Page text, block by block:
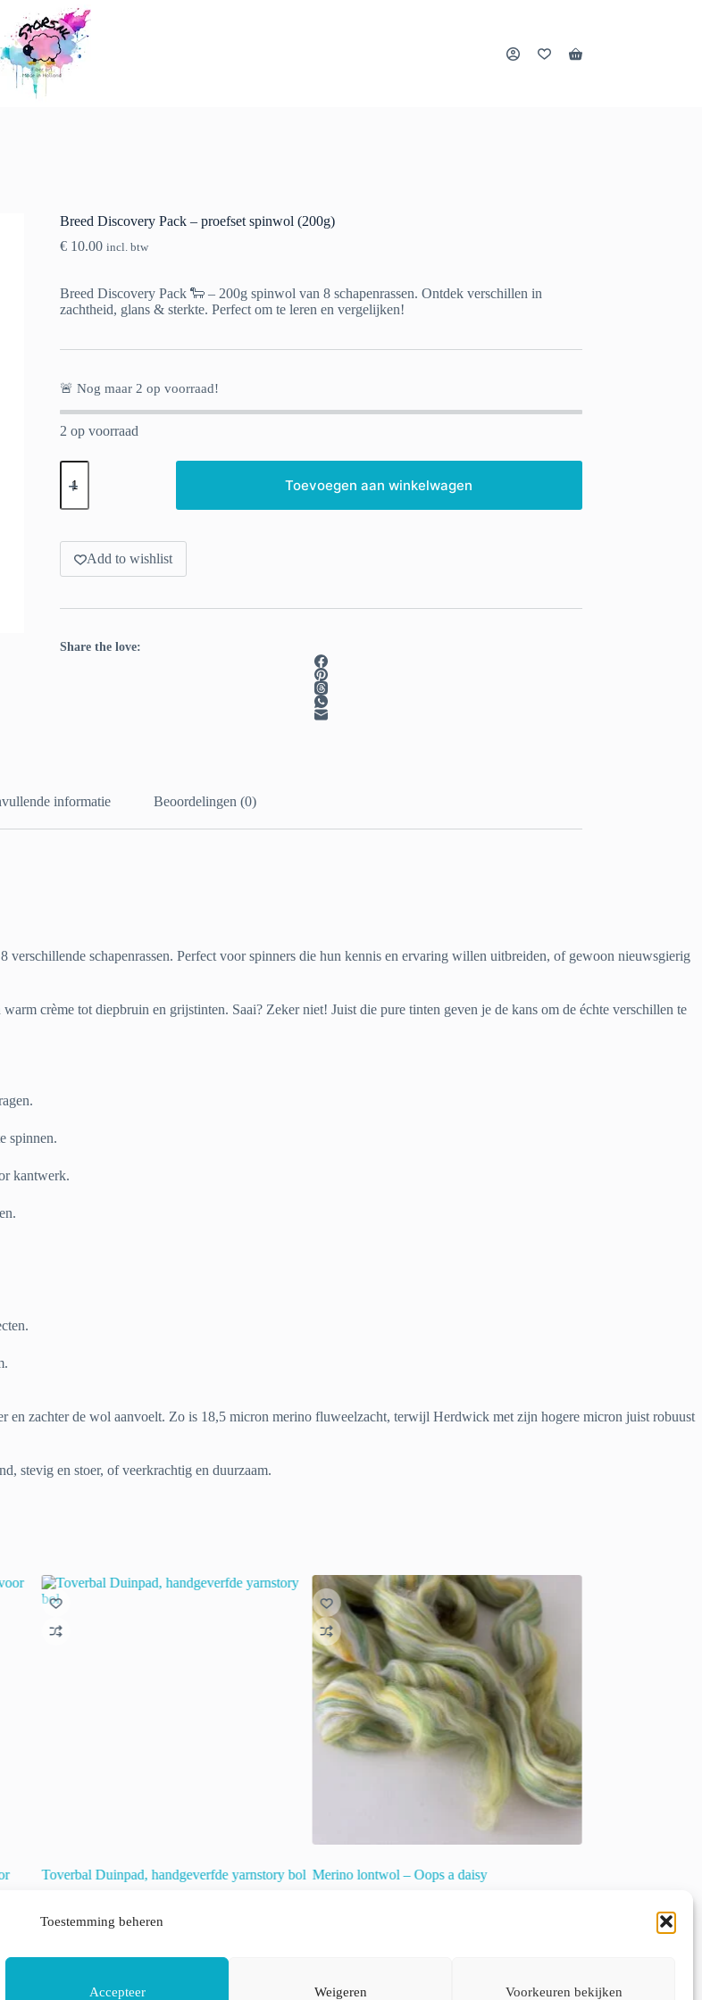
Toestemming beheren
Accepteer Weigeren Voorkeuren bekijken
winkelwagen
Winkelwagen
Breed Discovery Pack – proefset spinwol (200g)
€10.00 incl. btw
Breed Discovery Pack 🐑 – 200g spinwol van 8 schapenrassen. Ontdek verschillen in
zachtheid, glans & sterkte. Perfect om te leren en vergelijken!
🚨 Nog maar 2 op voorraad!
2 op voorraad
Breed
Discovery
–
spinwol
(200g)
aantal
Toevoegen aan winkelwagen
Add to wishlist
Share the love:
informatie Beoordelingen (0)
schapenrassen. Perfect voor spinners die hun kennis en ervaring willen uitbreiden, of gewoon nieuwsgierig
crème tot diepbruin en grijstinten. Saai? Zeker niet! Juist die pure tinten geven je de kans om de échte verschillen te
spinnen.
kantwerk.
en zachter de wol aanvoelt. Zo is 18,5 micron merino fluweelzacht, terwijl Herdwick met zijn hogere micron juist robuust
stevig en stoer, of veerkrachtig en duurzaam.
Toverbal Duinpad, handgeverfde yarnstory bol
Opties selecteren
Merino lontwol – Oops a daisy
Toevoegen aan winkelwagen
Toevoegen